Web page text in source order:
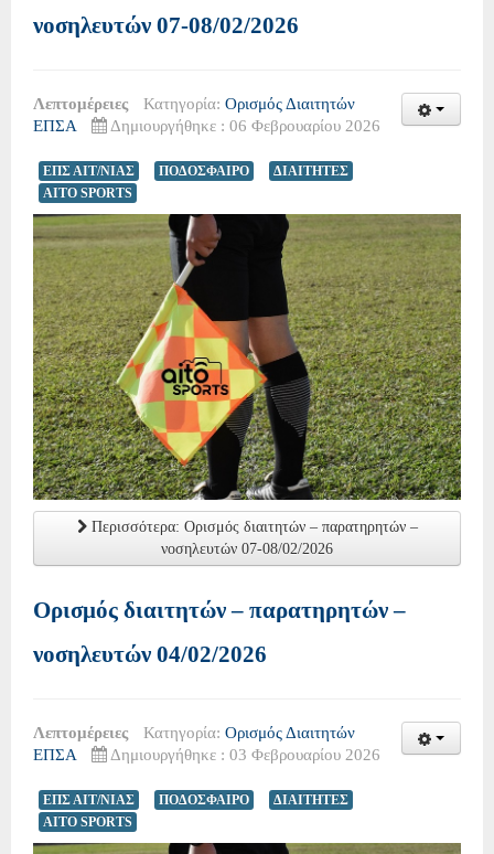
νοσηλευτών 07-08/02/2026
Λεπτομέρειες Κατηγορία: Ορισμός Διαιτητών
ΕΠΣΑ
Δημιουργήθηκε : 06 Φεβρουαρίου 2026
ΕΠΣ ΑΙΤ/ΝΙΑΣ ΠΟΔΟΣΦΑΙΡΟ
ΔΙΑΙΤΗΤΕΣ
AITO SPORTS
Περισσότερα: Ορισμός διαιτητών – παρατηρητών –
νοσηλευτών 07-08/02/2026
Ορισμός διαιτητών – παρατηρητών –
νοσηλευτών 04/02/2026
Λεπτομέρειες Κατηγορία: Ορισμός Διαιτητών
ΕΠΣΑ
Δημιουργήθηκε : 03 Φεβρουαρίου 2026
ΕΠΣ ΑΙΤ/ΝΙΑΣ ΠΟΔΟΣΦΑΙΡΟ
ΔΙΑΙΤΗΤΕΣ
AITO SPORTS